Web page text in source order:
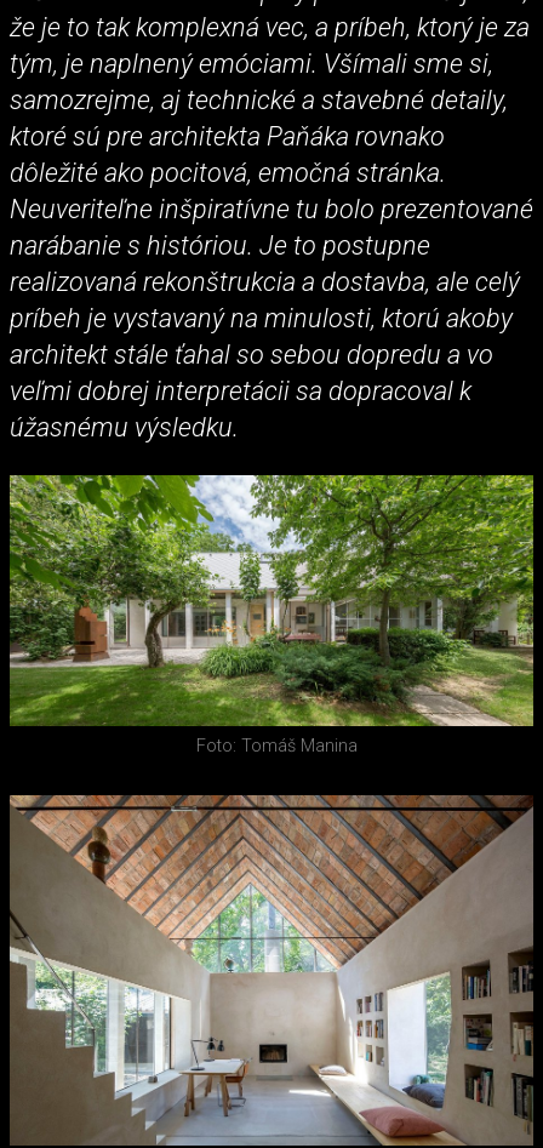
že je to tak komplexná vec, a príbeh, ktorý je za
tým, je naplnený emóciami. Všímali sme si,
samozrejme, aj technické a stavebné detaily,
ktoré sú pre architekta Paňáka rovnako
dôležité ako pocitová, emočná stránka.
Neuveriteľne inšpiratívne tu bolo prezentované
narábanie s históriou. Je to postupne
realizovaná rekonštrukcia a dostavba, ale celý
príbeh je vystavaný na minulosti, ktorú akoby
architekt stále ťahal so sebou dopredu a vo
veľmi dobrej interpretácii sa dopracoval k
úžasnému výsledku.
Foto: Tomáš Manina